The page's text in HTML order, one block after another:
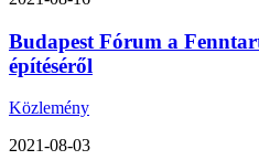
Budapest Fórum a
építéséről
Közlemény
2021-08-03